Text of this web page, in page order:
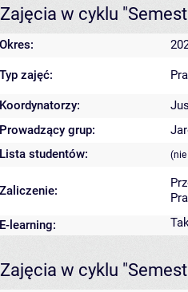
Zajęcia w cyklu
Okres:
Typ zajęć:
Koordynatorzy:
Prowadzący grup:
Lista studentów:
Zaliczenie:
E-learning:
Zajęcia w cyklu